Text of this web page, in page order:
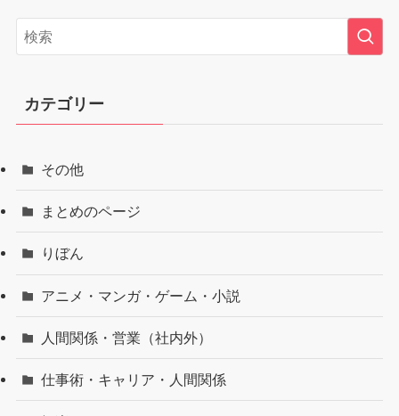
カテゴリー
その他
まとめのページ
りぼん
アニメ・マンガ・ゲーム・小説
人間関係・営業（社内外）
仕事術・キャリア・人間関係